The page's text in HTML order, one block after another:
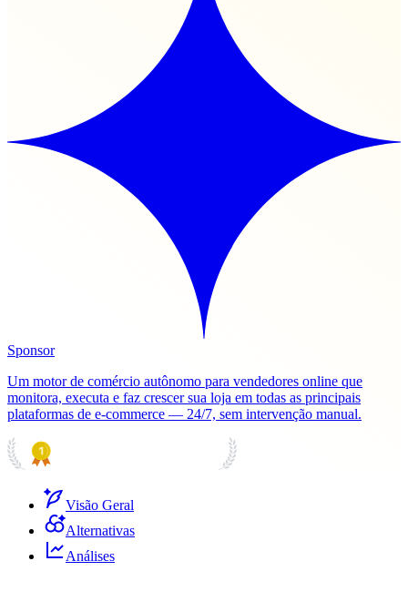
Sponsor
Um motor de comércio autônomo para vendedores online que
monitora, executa e faz crescer sua loja em todas as principais
plataformas de e-commerce — 24/7, sem intervenção manual.
Visão Geral
Alternativas
Análises